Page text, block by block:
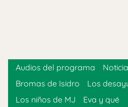
Audios del programa
Bromas de Isidro
Los
Los niños de MJ
Eva y qué